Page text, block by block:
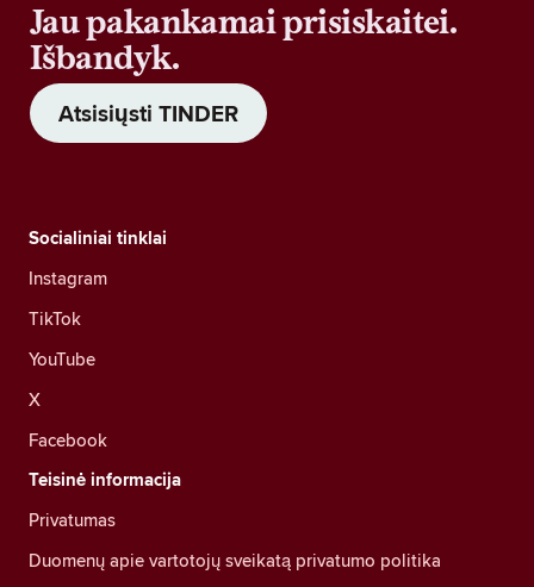
Jau pakankamai prisiskaitei.
Išbandyk.
Atsisiųsti TINDER
Socialiniai tinklai
Instagram
TikTok
YouTube
X
Facebook
Teisinė informacija
Privatumas
Duomenų apie vartotojų sveikatą privatumo politika